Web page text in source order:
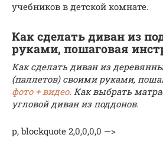
учебников в детской комнате.
Как сделать диван из
руками, пошаговая
Как сделать диван из
(паллетов) своими руками,
фото + видео. Как выбрать
угловой диван из поддонов.
p, blockquote 2,0,0,0,0 —>